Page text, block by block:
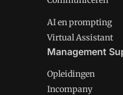
AI en prompting
Virtual Assistant
Management
Opleidingen
Incompany